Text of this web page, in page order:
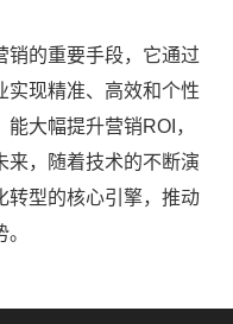
销的重要手段，它通过
实现精准、高效和个性
大幅提升营销ROI，
来，随着技术的不断演
转型的核心引擎，推动